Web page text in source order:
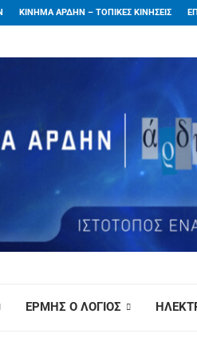
ΚΙΝΗΜΑ ΑΡΔΗΝ – ΤΟΠΙΚΕΣ ΚΙΝΗΣΕΙΣ
ΕΡΜΗΣ Ο ΛΟΓΙΟΣ